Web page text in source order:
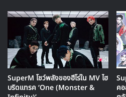
เคป๊อป “SuperM” ด้วยภารกิจ
UNLOCK” และทวีตโพสต์ด้วยใจใ
@PrudentialThai พร้อมติด
ถึง 10,000 Tweets และชม MV
ทะลุล้านวิวภายใน 1 วัน
ติดตามอัปเดตแคมเปญ We DO ข
SuperM โชว์พลังของฮีโร่ใน MV ไฮ
บริดแทรค ‘One (Monster &
ค